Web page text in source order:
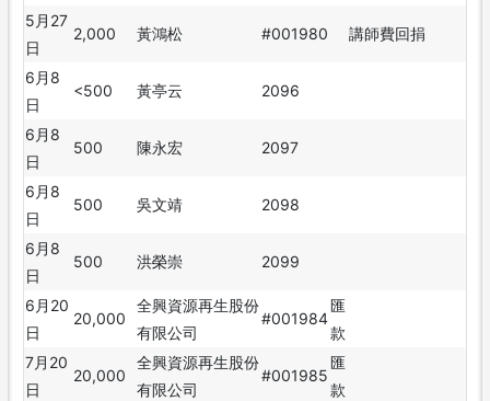
5月27
日
2,000 黃鴻松 #001980 講師費回捐
6月8
日
<500 黃亭云 2096
6月8
日
500 陳永宏 2097
6月8
日
500 吳文靖 2098
6月8
日
500 洪榮崇 2099
6月20
日
20,000
全興資源再生股份
有限公司
#001984
匯
款
7月20
日
20,000
全興資源再生股份
有限公司
#001985
匯
款